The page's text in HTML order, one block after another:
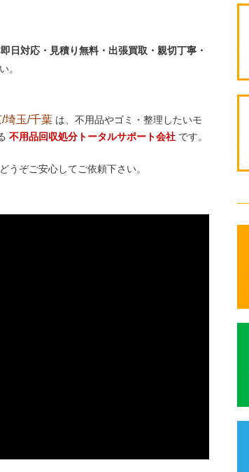
日対応・見積り無料・出張買取・親切丁寧・
。
埼玉/千葉 は、不用品やゴミ・整理したいモ
不用品回収処分トータルサポート会社 です。
うぞご安心してご依頼下さい。